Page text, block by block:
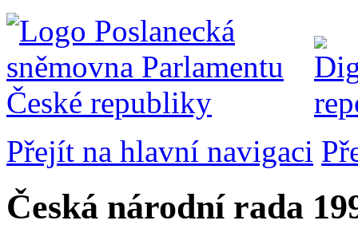
Přejít na hlavní navigaci
Česká národní rada